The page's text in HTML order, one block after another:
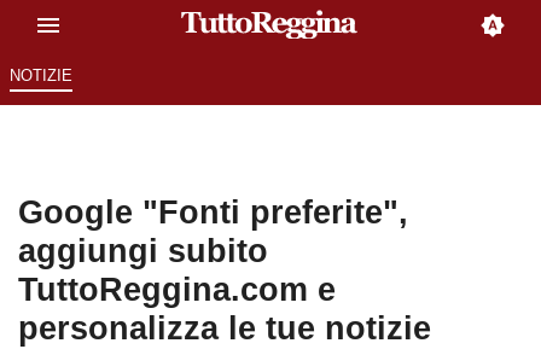
NOTIZIE
Google "Fonti preferite",
aggiungi subito
TuttoReggina.com e
personalizza le tue notizie